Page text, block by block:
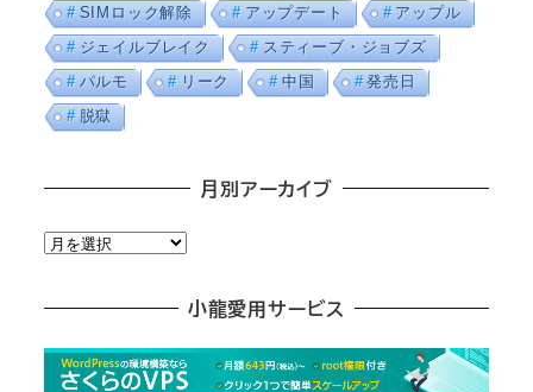
SIMロック解除
アップデート
アップル
ジェイルブレイク
スティーブ・ジョブズ
パルモ
リーク 中国
発売日
脱獄
月別アーカイブ
月
カ
小龍愛用サービス